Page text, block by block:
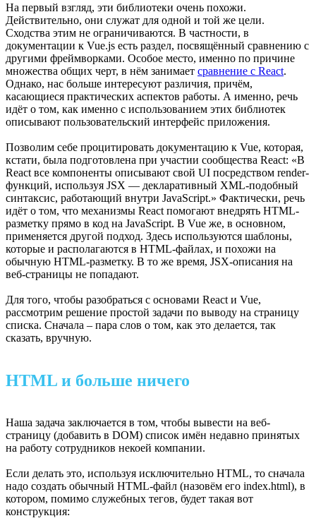
На первый взгляд, эти библиотеки очень похожи.
Действительно, они служат для одной и той же цели.
Сходства этим не ограничиваются. В частности, в
документации к Vue.js есть раздел, посвящённый сравнению с
другими фреймворками. Особое место, именно по причине
множества общих черт, в нём занимает сравнение с React.
Однако, нас больше интересуют различия, причём,
касающиеся практических аспектов работы. А именно, речь
идёт о том, как именно с использованием этих библиотек
описывают пользовательский интерфейс приложения.
Позволим себе процитировать документацию к Vue, которая,
кстати, была подготовлена при участии сообщества React: «В
React все компоненты описывают свой UI посредством render-
функций, используя JSX — декларативный XML-подобный
синтаксис, работающий внутри JavaScript.» Фактически, речь
идёт о том, что механизмы React помогают внедрять HTML-
разметку прямо в код на JavaScript. В Vue же, в основном,
применяется другой подход. Здесь используются шаблоны,
которые и располагаются в HTML-файлах, и похожи на
обычную HTML-разметку. В то же время, JSX-описания на
веб-страницы не попадают.
Для того, чтобы разобраться с основами React и Vue,
рассмотрим решение простой задачи по выводу на страницу
списка. Сначала – пара слов о том, как это делается, так
сказать, вручную.
HTML и больше ничего
Наша задача заключается в том, чтобы вывести на веб-
страницу (добавить в DOM) список имён недавно принятых
на работу сотрудников некоей компании.
Если делать это, используя исключительно HTML, то сначала
надо создать обычный HTML-файл (назовём его index.html), в
котором, помимо служебных тегов, будет такая вот
конструкция: